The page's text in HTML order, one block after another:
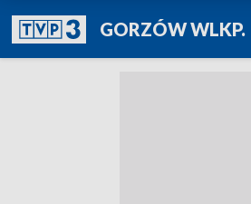
GORZÓW WLKP.
TVP